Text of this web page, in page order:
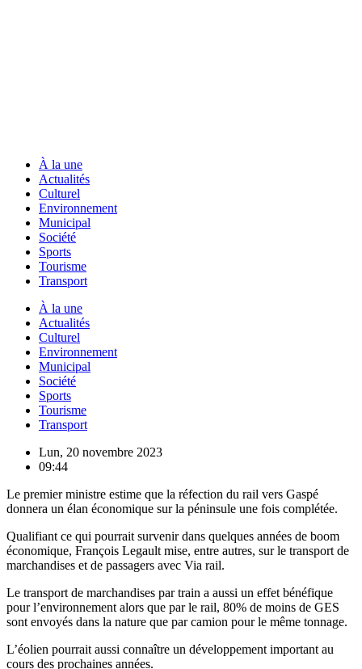
À la une
Actualités
Culturel
Environnement
Municipal
Société
Sports
Tourisme
Transport
À la une
Actualités
Culturel
Environnement
Municipal
Société
Sports
Tourisme
Transport
Lun, 20 novembre 2023
09:44
Le premier ministre estime que la réfection du rail vers Gaspé
donnera un élan économique sur la péninsule une fois complétée.
Qualifiant ce qui pourrait survenir dans quelques années de boom
économique, François Legault mise, entre autres, sur le transport de
marchandises et de passagers avec Via rail.
Le transport de marchandises par train a aussi un effet bénéfique
pour l’environnement alors que par le rail, 80% de moins de GES
sont envoyés dans la nature que par camion pour le même tonnage.
L’éolien pourrait aussi connaître un développement important au
cours des prochaines années.